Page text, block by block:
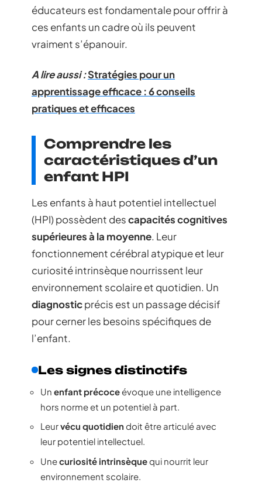
éducateurs est fondamentale pour offrir à
ces enfants un cadre où ils peuvent
vraiment s’épanouir.
A lire aussi :Stratégies pour un
apprentissage efficace : 6 conseils
pratiques et efficaces
Comprendre les
caractéristiques d’un
enfant HPI
Les enfants à haut potentiel intellectuel
(HPI) possèdent descapacités cognitives
supérieures à la moyenne. Leur
fonctionnement cérébral atypique et leur
curiosité intrinsèque nourrissent leur
environnement scolaire et quotidien. Un
diagnosticprécis est un passage décisif
pour cerner les besoins spécifiques de
l’enfant.
Les signes distinctifs
Un enfant précoceévoque une intelligence
hors norme et un potentiel à part.
Leurvécu quotidiendoit être articulé avec
leur potentiel intellectuel.
Unecuriosité intrinsèquequi nourrit leur
environnement scolaire.